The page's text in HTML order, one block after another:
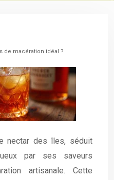
de macération idéal ?
nectar des îles, séduit
par ses saveurs
artisanale. Cette